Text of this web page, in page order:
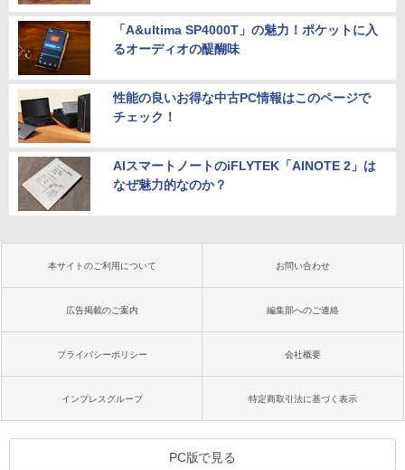
「A&ultima SP4000T」の魅力！ポケットに入
るオーディオの醍醐味
性能の良いお得な中古PC情報はこのページで
チェック！
AIスマートノートのiFLYTEK「AINOTE 2」は
なぜ魅力的なのか？
本サイトのご利用について お問い合わせ
広告掲載のご案内 編集部へのご連絡
プライバシーポリシー 会社概要
インプレスグループ 特定商取引法に基づく表示
PC版で見る